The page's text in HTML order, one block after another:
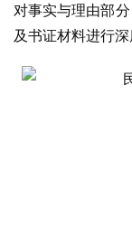
对事实与理由部
及书证材料进行深